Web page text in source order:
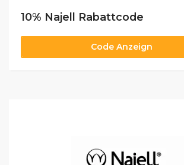
10% Najell Rabattcode
Code Anzeign